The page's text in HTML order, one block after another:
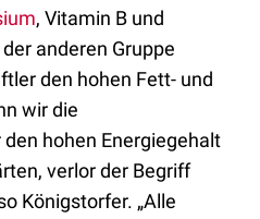
, Vitamin B und
anderen Gruppe
den hohen Fett- und
wir die
hohen Energiegehalt
verlor der Begriff
Königstorfer. „Alle